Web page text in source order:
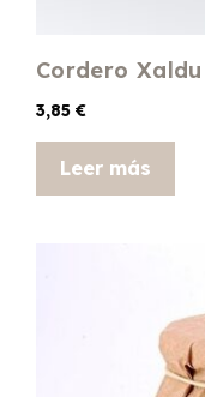
Cordero
3,85 €
Leer más